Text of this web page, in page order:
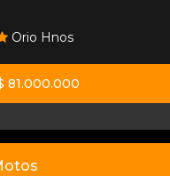
Orio Hnos
81.000.000